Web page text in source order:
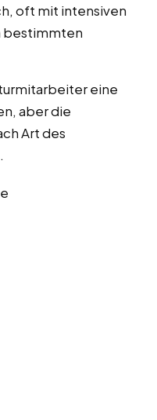
oft mit intensiven
bestimmten
eine
aber die
Art des